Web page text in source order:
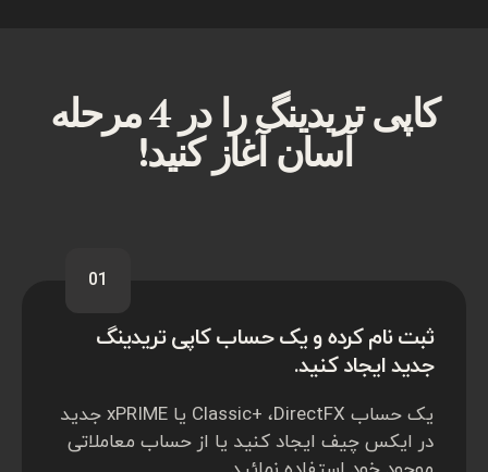
کاپی تریدینگ را در 4 مرحله
آسان آغاز کنید!
01
ثبت نام کرده و یک حساب کاپی تریدینگ
جدید ایجاد کنید.
یک حساب Classic+ ،DirectFX یا xPRIME جدید
در ایکس چیف ایجاد کنید یا از حساب معاملاتی